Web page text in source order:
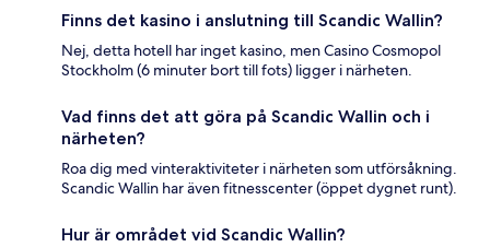
Finns det kasino i anslutning till Scandic Wallin?
Nej, detta hotell har inget kasino, men Casino Cosmopol
Stockholm (6 minuter bort till fots) ligger i närheten.
Vad finns det att göra på Scandic Wallin och i
närheten?
Roa dig med vinteraktiviteter i närheten som utförsåkning.
Scandic Wallin har även fitnesscenter (öppet dygnet runt).
Hur är området vid Scandic Wallin?